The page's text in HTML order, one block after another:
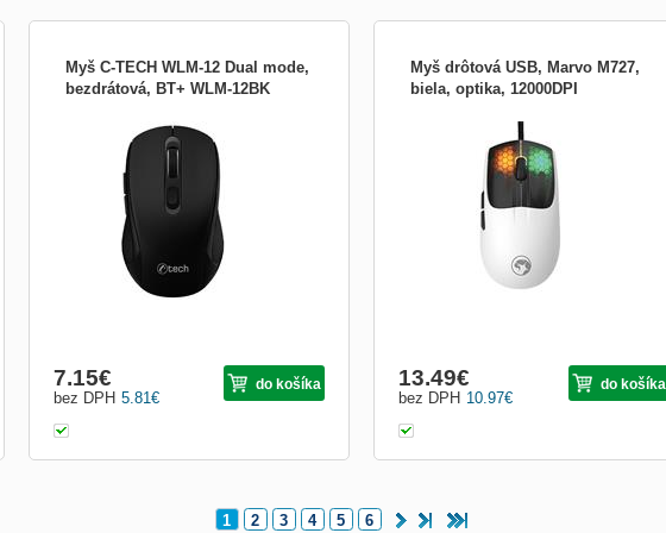
Myš C-TECH WLM-12 Dual mode,
bezdrátová, BT+ WLM-12BK
Nová bezdrátová myš C-tech WLM-12
přináší pokročilou technologii a pohodlný
design pro maximální uživatelský komfort.
Hlavním lákadlem této myši je její podpora
Dual mode režimu, který umožňuje
uživatelům volit mezi dvěma různými
způsoby připojení podl...
5.81 €
bez DPH
7.15€ do košíka
Myš drôtová USB, Marvo M727,
biela, optika, 12000DPI
Káblová ultra ľahká herná myš Marvo
M727 Ultra ľahká Marvo M727 je
výnimočná herná myš, ktorá kombinuje
ultra ľahkú konštrukciu s vysokým
výkonom a poskytuje hráčom jedinečný
zážitok pri hraní ich obľúbených hier. S
hmotnosťou iba 47 gramov myš doslova...
10.97€
bez DPH
13.49€ do košíka
1 2 3 4 5 6